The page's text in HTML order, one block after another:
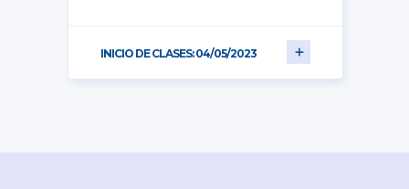
INICIO DE CLASES: 04/05/2023